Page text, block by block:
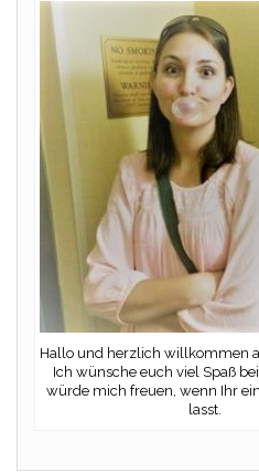
Hallo und herzlich willkommen
Ich wünsche euch viel Spaß
würde mich freuen, wenn Ihr
lasst.